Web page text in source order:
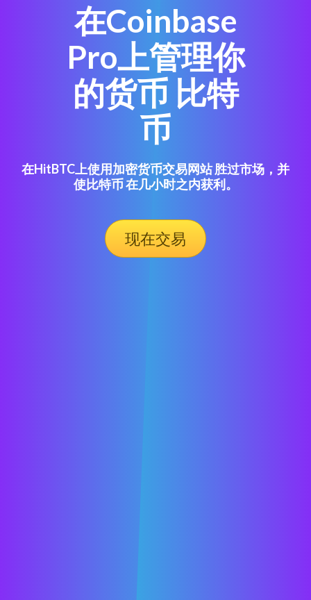
在Coinbase
Pro上管理你
的货币 比特
币
在HitBTC上使用加密货币交易网站 胜过市场，并
使比特币 在几小时之内获利。
现在交易